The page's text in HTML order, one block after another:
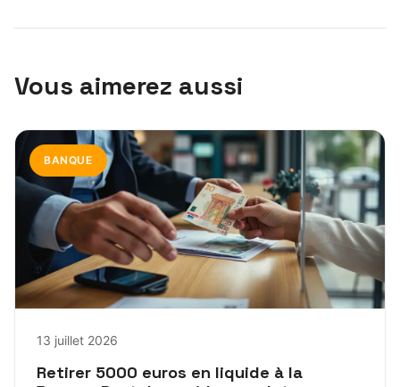
Vous aimerez aussi
BANQUE
13 juillet 2026
Retirer 5000 euros en liquide à la